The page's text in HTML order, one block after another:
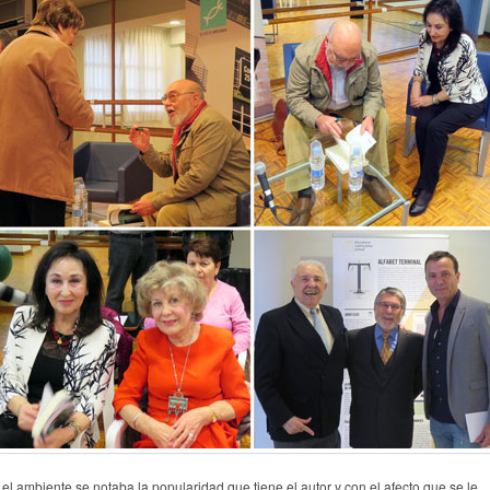
ambiente se notaba la popularidad que tiene el autor y con el afecto que se le